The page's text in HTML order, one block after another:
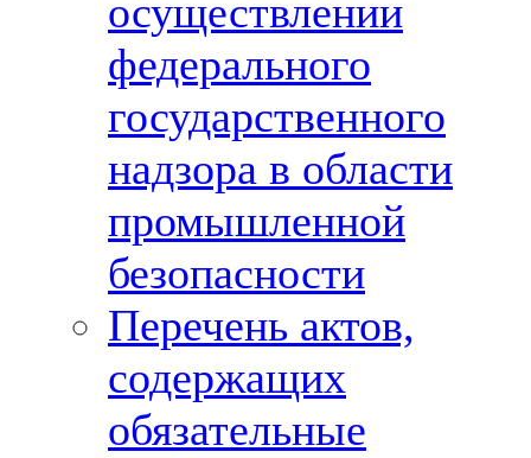
осуществлении
федерального
государственного
надзора в области
промышленной
безопасности
Перечень актов,
содержащих
обязательные